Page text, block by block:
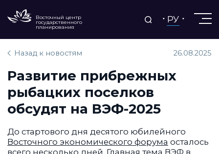
Восточный центр
государственного
планирования
РУ
Назад к новостям 26.08.2025
Развитие прибрежных
рыбацких поселков
обсудят на ВЭФ-2025
До стартового дня десятого юбилейного
Восточного экономического форума осталось
всего несколько дней. Главная тема ВЭФ в